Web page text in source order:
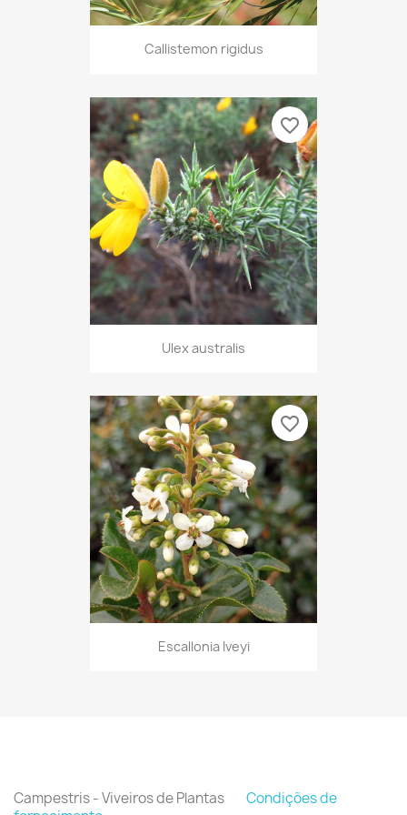
Callistemon rigidus
Ulex australis
favorite_border
Escallonia Iveyi
favorite_border
Campestris - Viveiros de Plantas Condições de